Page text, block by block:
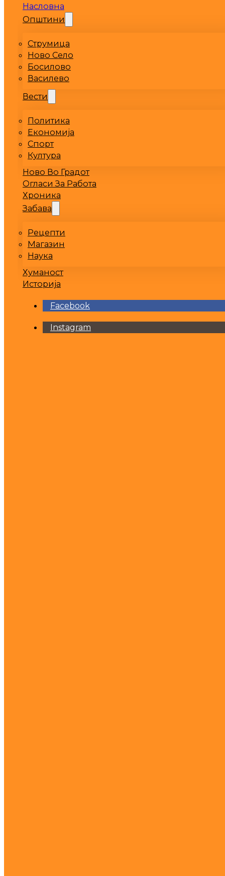
Насловна
Општини
Струмица
Ново Село
Босилово
Василево
Вести
Политика
Економија
Спорт
Култура
Ново Во Градот
Огласи За Работа
Хроника
Забава
Рецепти
Магазин
Наука
Хуманост
Историја
Facebook
Instagram